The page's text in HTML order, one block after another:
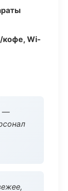
кофе, Wi-
—